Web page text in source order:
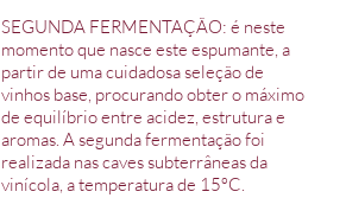
SEGUNDA FERMENTAÇÃO: é neste
momento que nasce este espumante, a
partir de uma cuidadosa seleção de
vinhos base, procurando obter o máximo
de equilíbrio entre acidez, estrutura e
aromas. A segunda fermentação foi
realizada nas caves subterrâneas da
vinícola, a temperatura de 15ºC.